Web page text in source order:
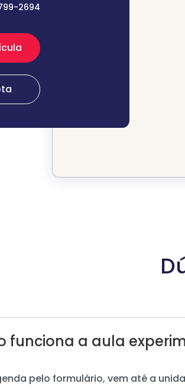
2694
funciona a aula
pelo formulário, vem até a